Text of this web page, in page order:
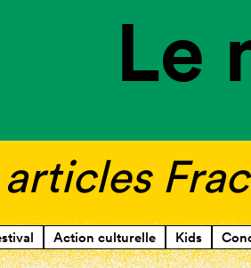
Le
Action culturelle Kids